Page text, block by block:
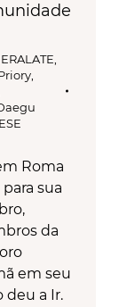
Roma
sua
da
em seu
deu a Ir.